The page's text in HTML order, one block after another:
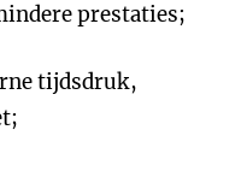
prestaties;
tijdsdruk,